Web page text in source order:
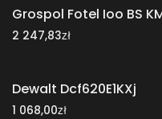
Grospol Fotel Ioo BS
2 247,83zł
Dewalt Dcf620E1KXj
1 068,00zł